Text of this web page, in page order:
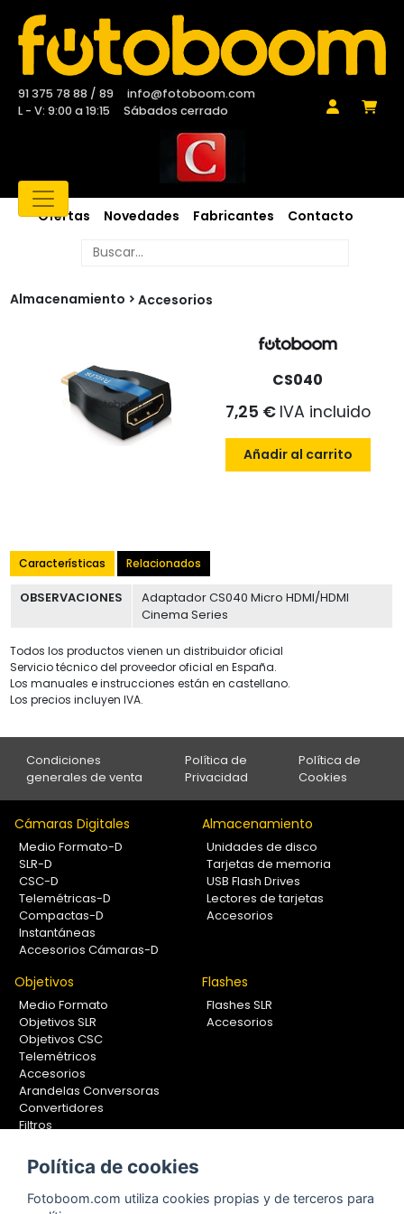
91 375 78 88 / 89
info@fotoboom.com
L - V: 9:00 a 19:15
Sábados cerrado
Ofertas Novedades Fabricantes Contacto
Almacenamiento Accesorios
CS040
7,25 € IVA incluido
Añadir al carrito
Características Relacionados
OBSERVACIONES
Adaptador CS040 Micro HDMI/HDMI
Cinema Series
Todos los productos vienen un distribuidor oficial
Servicio técnico del proveedor oficial en España.
Los manuales e instrucciones están en castellano.
Los precios incluyen IVA.
Condiciones
generales de venta
Política de
Privacidad
Política de
Cookies
Cámaras Digitales
Medio Formato-D
SLR-D
CSC-D
Telemétricas-D
Compactas-D
Instantáneas
Accesorios Cámaras-D
Almacenamiento
Unidades de disco
Tarjetas de memoria
USB Flash Drives
Lectores de tarjetas
Accesorios
Objetivos
Medio Formato
Objetivos SLR
Objetivos CSC
Telemétricos
Accesorios
Arandelas Conversoras
Convertidores
Filtros
Calibradores
Flashes
Flashes SLR
Accesorios
Soportes Fotografía
Política de cookies
Fotoboom.com utiliza cookies propias y de terceros para